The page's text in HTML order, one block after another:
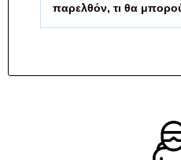
παρελθόν, τι θα